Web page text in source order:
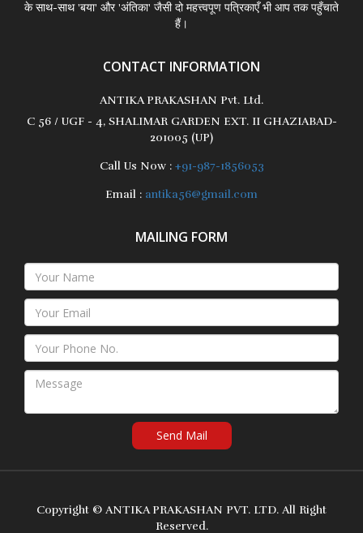
के साथ-साथ 'बया' और 'अंतिका' जैसी दो महत्त्वपूण पत्रिकाएँ भी आप तक पहुँचाते
हैं।
CONTACT INFORMATION
ANTIKA PRAKASHAN Pvt. Ltd.
C 56 / UGF - 4, SHALIMAR GARDEN EXT. II GHAZIABAD-
201005 (UP)
Call Us Now : +91-987-1856053
Email : antika56@gmail.com
MAILING FORM
Send Mail
Copyright © ANTIKA PRAKASHAN PVT. LTD. All Right
Reserved.